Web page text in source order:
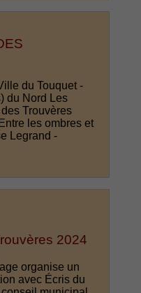
du Touquet -
du Nord Les
Trouvères
les ombres et
Legrand -
2024
organise un
avec Écris du